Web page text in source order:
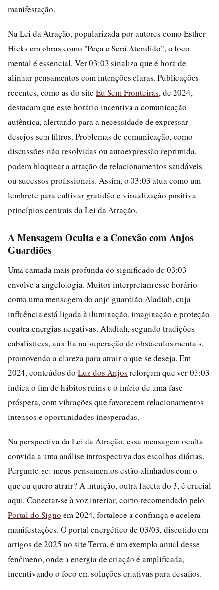
manifestação.
Na Lei da Atração, popularizada por autores como Esther
Hicks em obras como "Peça e Será Atendido", o foco
mental é essencial. Ver 03:03 sinaliza que é hora de
alinhar pensamentos com intenções claras. Publicações
recentes, como as do site Eu Sem Fronteiras, de 2024,
destacam que esse horário incentiva a comunicação
autêntica, alertando para a necessidade de expressar
desejos sem filtros. Problemas de comunicação, como
discussões não resolvidas ou autoexpressão reprimida,
podem bloquear a atração de relacionamentos saudáveis
ou sucessos profissionais. Assim, o 03:03 atua como um
lembrete para cultivar gratidão e visualização positiva,
princípios centrais da Lei da Atração.
A Mensagem Oculta e a Conexão com Anjos
Guardiões
Uma camada mais profunda do significado de 03:03
envolve a angelologia. Muitos interpretam esse horário
como uma mensagem do anjo guardião Aladiah, cuja
influência está ligada à iluminação, imaginação e proteção
contra energias negativas. Aladiah, segundo tradições
cabalísticas, auxilia na superação de obstáculos mentais,
promovendo a clareza para atrair o que se deseja. Em
2024, conteúdos do Luz dos Anjos reforçam que ver 03:03
indica o fim de hábitos ruins e o início de uma fase
próspera, com vibrações que favorecem relacionamentos
intensos e oportunidades inesperadas.
Na perspectiva da Lei da Atração, essa mensagem oculta
convida a uma análise introspectiva das escolhas diárias.
Pergunte-se: meus pensamentos estão alinhados com o
que eu quero atrair? A intuição, outra faceta do 3, é crucial
aqui. Conectar-se à voz interior, como recomendado pelo
Portal do Signo em 2024, fortalece a confiança e acelera
manifestações. O portal energético de 03/03, discutido em
artigos de 2025 no site Terra, é um exemplo anual desse
fenômeno, onde a energia de criação é amplificada,
incentivando o foco em soluções criativas para desafios.